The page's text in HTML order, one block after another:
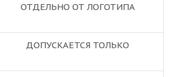
ОТДЕЛЬНО ОТ ЛОГОТИПА
ДОПУСКАЕТСЯ ТОЛЬКО